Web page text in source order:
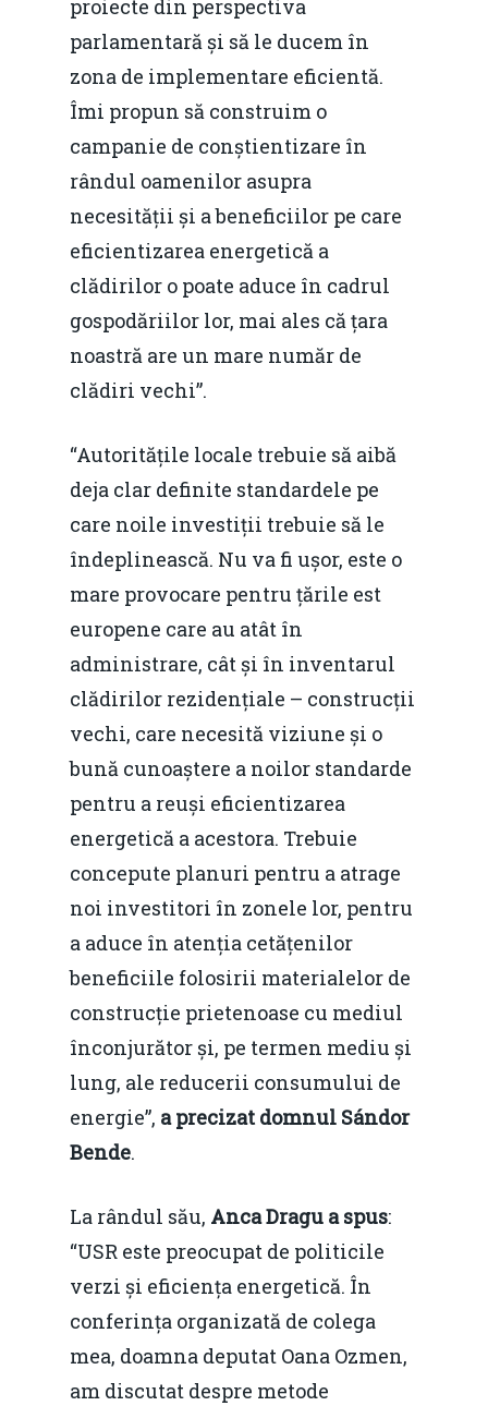
proiecte din perspectiva
parlamentară și să le ducem în
zona de implementare eficientă.
Îmi propun să construim o
campanie de conștientizare în
rândul oamenilor asupra
necesității și a beneficiilor pe care
eficientizarea energetică a
clădirilor o poate aduce în cadrul
gospodăriilor lor, mai ales că țara
noastră are un mare număr de
clădiri vechi”.
“Autoritățile locale trebuie să aibă
deja clar definite standardele pe
care noile investiții trebuie să le
îndeplinească. Nu va fi ușor, este o
mare provocare pentru țările est
europene care au atât în
administrare, cât și în inventarul
clădirilor rezidențiale – construcții
vechi, care necesită viziune și o
bună cunoaștere a noilor standarde
pentru a reuși eficientizarea
energetică a acestora. Trebuie
concepute planuri pentru a atrage
noi investitori în zonele lor, pentru
a aduce în atenția cetățenilor
beneficiile folosirii materialelor de
construcție prietenoase cu mediul
înconjurător și, pe termen mediu și
lung, ale reducerii consumului de
energie”, a precizat domnul Sándor
Bende.
La rândul său, Anca Dragu a spus:
“USR este preocupat de politicile
verzi și eficiența energetică. În
conferința organizată de colega
mea, doamna deputat Oana Ozmen,
am discutat despre metode